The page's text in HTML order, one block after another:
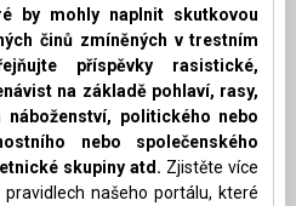
by mohly naplnit skutkovou
činů zmíněných v trestním
příspěvky rasistické,
na základě pohlaví, rasy,
politického nebo
nebo společenského
skupiny atd. Zjistěte více
našeho portálu, které